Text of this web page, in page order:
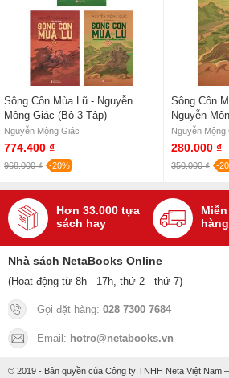
Sông Côn Mùa Lũ - Nguyễn
Mộng Giác (Bộ 3 Tập)
Nguyễn Mộng Giác
774.400 ₫
968.000 ₫ -20%
Sông Côn
Nguyễn
Nguyễn Mộng
280.000 ₫
350.000 ₫ -
Hơn 33.000 tựa
sách hay
hàng
Nhà sách NetaBooks Online
(Hoạt động từ 8h - 17h, thứ 2 - thứ 7)
Gọi đặt hàng: 028 7300 7684
Email: hotro@netabooks.vn
© 2019 - Bản quyền của Công ty TNHH Neta Việt Nam